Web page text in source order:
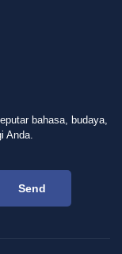
bahasa, budaya,
Anda.
Send